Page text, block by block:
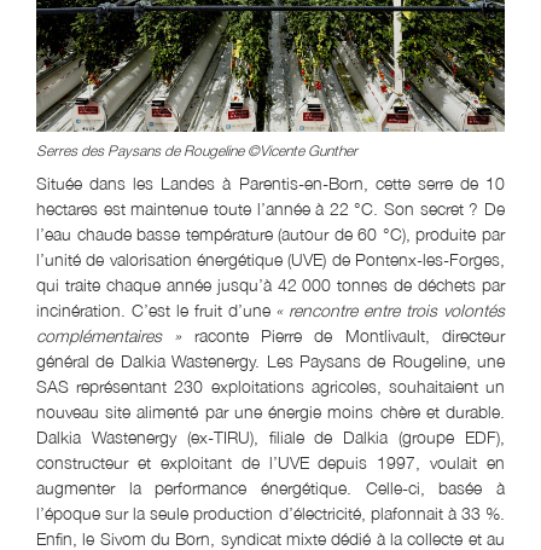
Serres des Paysans de Rougeline ©Vicente Gunther
Située dans les Landes à Parentis-en-Born, cette serre de 10
hectares est maintenue toute l’année à 22 °C. Son secret ? De
l’eau chaude basse température (autour de 60 °C), produite par
l’unité de valorisation énergétique (UVE) de Pontenx-les-Forges,
qui traite chaque année jusqu’à 42 000 tonnes de déchets par
incinération. C’est le fruit d’une « rencontre entre trois volontés
complémentaires » raconte Pierre de Montlivault, directeur
général de Dalkia Wastenergy. Les Paysans de Rougeline, une
SAS représentant 230 exploitations agricoles, souhaitaient un
nouveau site alimenté par une énergie moins chère et durable.
Dalkia Wastenergy (ex-TIRU), filiale de Dalkia (groupe EDF),
constructeur et exploitant de l’UVE depuis 1997, voulait en
augmenter la performance énergétique. Celle-ci, basée à
l’époque sur la seule production d’électricité, plafonnait à 33 %.
Enfin, le Sivom du Born, syndicat mixte dédié à la collecte et au